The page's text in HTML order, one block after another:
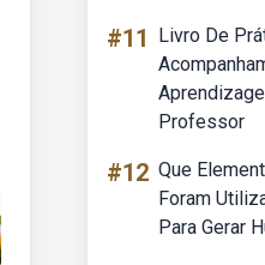
#11
Livro De
Professor
#12 Que
Foram
Para Gerar